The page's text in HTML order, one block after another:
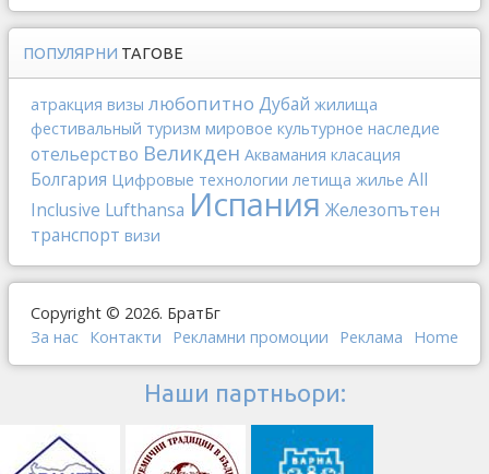
ПОПУЛЯРНИ ТАГОВЕ
атракция визы любопитно Дубай жилища
фестивальный туризм мировое культурное наследие
отельерство Великден Аквамания класация
Болгария Цифровые технологии летища жилье All
Inclusive Lufthansa Испания Железопътен
транспорт визи
Copyright © 2026. БратБг
За нас Контакти Рекламни промоции Реклама Home
Наши партньори: